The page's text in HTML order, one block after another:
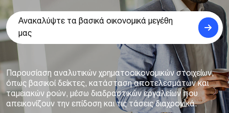
Ανακαλύψτε τα βασικά οικονομικά μεγέθη
μας
Παρουσίαση αναλυτικών χρηματοοικονομικών στοιχείων,
όπως βασικοί δείκτες, κατάσταση αποτελεσμάτων και
ταμειακών ροών, μέσω διαδραστικών εργαλείων που
απεικονίζουν την επίδοση και τις τάσεις διαχρονικά.